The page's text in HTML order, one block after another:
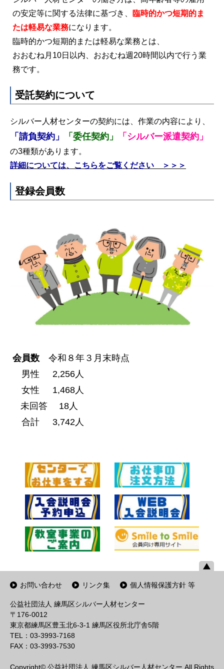
の安定等に関する法律に基づき、
臨時的かつ短期的ま
たは軽易な業務になります。
臨時的かつ短期的または軽易な業務とは、
おおむね月10日以内、おおむね週20時間以内で行う業
務です。
受託契約について
シルバー人材センターの契約には、作業の内容により、
「請負契約」 「委任契約」 「シルバー派遣契約」
の3種類があります。
詳細については、こちらをご覧ください ＞＞＞
登録会員数
会員数 令和８年３月末時点
男性
	2,256
人
女性
	1,
468人
未回答 18人
合計
	3,742
人
お問い合わせ リンク集 個人情報保護方針 等
公益社団法人 練馬区シルバー人材センター
〒176-0012
東京都練馬区豊玉北6-3-1 練馬区役所北庁舎5階
TEL：03-3993-7168
FAX：03-3993-7530
Copyright© 公益社団法人 練馬区シルバー人材センター All Rights